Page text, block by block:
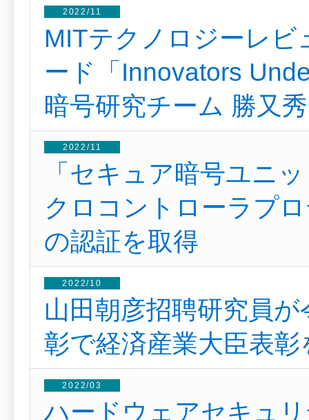
2022/11
MITテクノロジーレビ
ード「Innovators
暗号研究チーム 勝又
2022/11
「セキュア暗号ユニ
クロコントローラプ
の認証を取得
2022/10
山田朝彦招聘研究員
彰で経済産業大臣表
2022/03
ハードウェアセキュ